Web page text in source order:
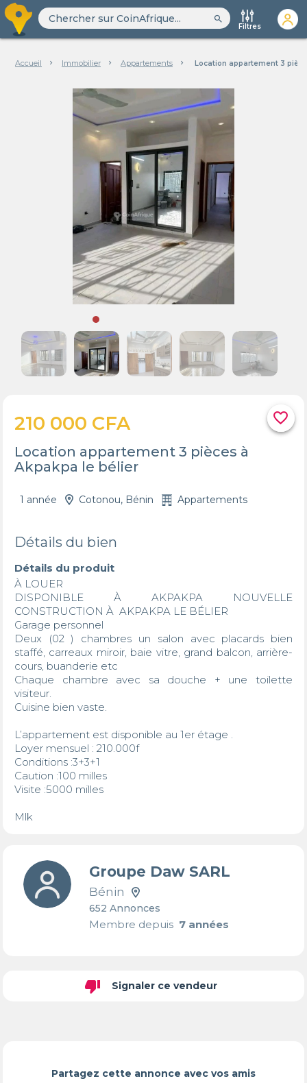
search
Filtres
Accueil Immobilier Appartements Location appartement 3
favorite_border
210 000 CFA
Location appartement 3 pièces à
Akpakpa le bélier
1 année Cotonou, Bénin Appartements
Détails du bien
Détails du produit
À LOUER
DISPONIBLE À AKPAKPA NOUVELLE
CONSTRUCTION À  AKPAKPA LE BÉLIER
Garage personnel
Deux (02 ) chambres un salon avec placards bien
staffé, carreaux miroir, baie vitre, grand balcon, arrière-
cours, buanderie etc
Chaque chambre avec sa douche + une toilette
visiteur.
Cuisine bien vaste.
L’appartement est disponible au 1er étage .
Loyer mensuel : 210.000f
Conditions :3+3+1
Caution :100 milles
Visite :5000 milles
Mlk
Groupe Daw SARL
Bénin
652 Annonces
Membre depuis7 années
thumb_down Signaler ce vendeur
Partagez cette annonce avec vos amis